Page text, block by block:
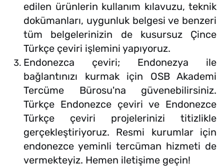
edilen ürünlerin kullanım kılavuzu, teknik
dokümanları, uygunluk belgesi ve benzeri
tüm belgelerinizin de kusursuz Çince
Türkçe çeviri işlemini yapıyoruz.
Endonezca çeviri; Endonezya ile
bağlantınızı kurmak için OSB Akademi
Tercüme Bürosu'na güvenebilirsiniz.
Türkçe Endonezce çeviri ve Endonezce
Türkçe çeviri projelerinizi titizlikle
gerçekleştiriyoruz. Resmi kurumlar için
endonezce yeminli tercüman hizmeti de
vermekteyiz. Hemen iletişime geçin!